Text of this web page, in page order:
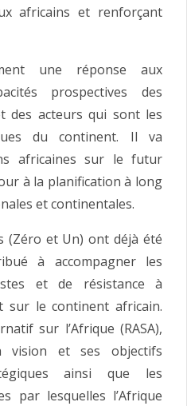
africains et renforçant
une réponse aux
prospectives des
des acteurs qui sont les
du continent. Il va
africaines sur le futur
à la planification à long
et continentales.
(Zéro et Un) ont déjà été
à accompagner les
et de résistance à
sur le continent africain.
sur l’Afrique (RASA),
vision et ses objectifs
ainsi que les
par lesquelles l’Afrique